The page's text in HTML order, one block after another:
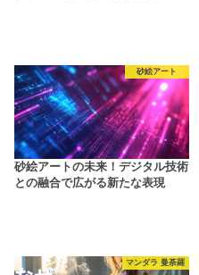
砂絵アート
砂絵アートの未来！デジタル技術
との融合で広がる新たな表現
マンダラ 曼荼羅